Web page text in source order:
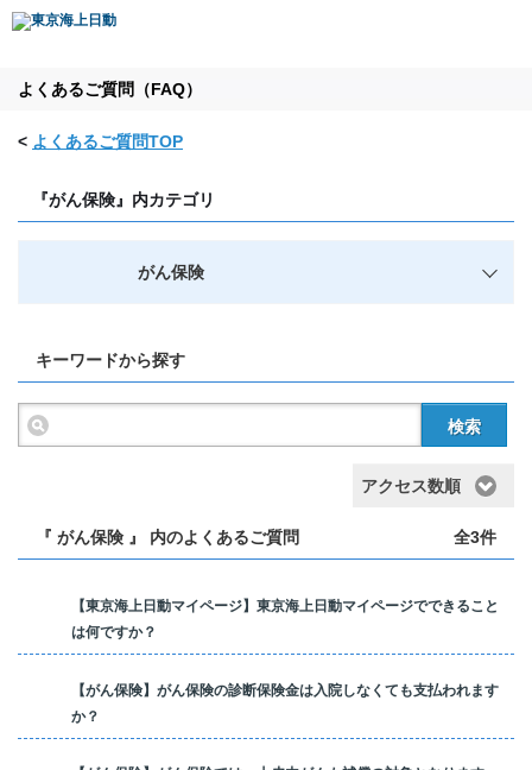
よくあるご質問（FAQ）
< よくあるご質問TOP
『がん保険』内カテゴリ
がん保険
キーワードから探す
検索
アクセス数順
『 がん保険 』 内のよくあるご質問 全3件
【東京海上日動マイページ】東京海上日動マイページでできること
は何ですか？
【がん保険】がん保険の診断保険金は入院しなくても支払われます
か？